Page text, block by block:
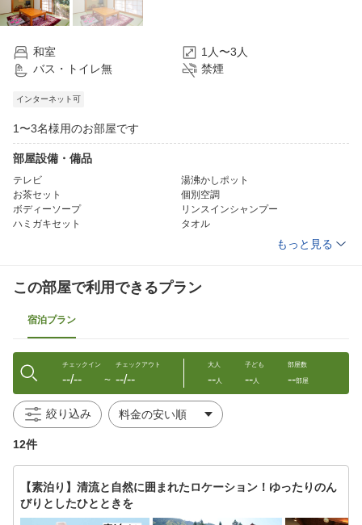
和室
1人〜3人
バス・トイレ無
禁煙
インターネット可
1〜3名様用のお部屋です
部屋設備・備品
テレビ
湯沸かしポット
お茶セット
個別空調
ボディーソープ
リンスインシャンプー
ハミガキセット
タオル
もっと見る
この部屋で利用できるプラン
宿泊プラン
チェックイン
--/-- 〜
チェックアウト
--/--
大人
--人
子ども
-- 人
部屋数
--部屋
絞り込み
12件
【素泊り】清流と自然に囲まれたロケーション！ゆったりのん
びりとしたひとときを